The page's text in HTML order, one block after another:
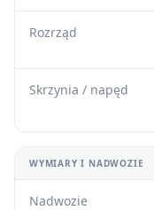
Rozrząd
Skrzynia / napęd
WYMIARY I NADWOZIE
Nadwozie